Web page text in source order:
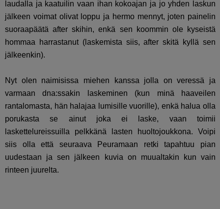
laudalla ja kaatuilin vaan ihan kokoajan ja jo yhden laskun
jälkeen voimat olivat loppu ja hermo mennyt, joten painelin
suoraapäätä after skihin, enkä sen koommin ole kyseistä
hommaa harrastanut (laskemista siis, after skitä kyllä sen
jälkeenkin).
Nyt olen naimisissa miehen kanssa jolla on veressä ja
varmaan dna:ssakin laskeminen (kun minä haaveilen
rantalomasta, hän halajaa lumisille vuorille), enkä halua olla
porukasta se ainut joka ei laske, vaan toimii
laskettelureissuilla pelkkänä lasten huoltojoukkona. Voipi
siis olla että seuraava Peuramaan retki tapahtuu pian
uudestaan ja sen jälkeen kuvia on muualtakin kun vain
rinteen juurelta.